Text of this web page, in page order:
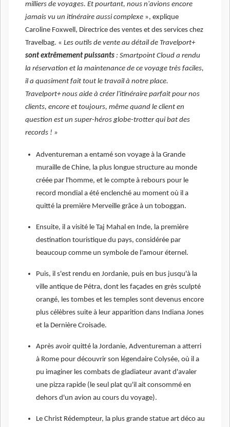
milliers de voyages. Et pourtant, nous n'avions encore
jamais vu un itinéraire aussi complexe », explique
Caroline Foxwell, Directrice des ventes et des services chez
Travelbag. « Les outils de vente au détail de Travelport+
sont extrêmement puissants : Smartpoint Cloud a rendu
la réservation et la maintenance de ce voyage très faciles,
il a quasiment fait tout le travail à notre place.
Travelport+ nous aide à créer l'itinéraire parfait pour nos
clients, encore et toujours, même quand le client en
question est un super-héros globe-trotter qui bat des
records ! »
Adventureman a entamé son voyage à la Grande
muraille de Chine, la plus longue structure au monde
créée par l'homme, et le compte à rebours pour le
record mondial a été enclenché au moment où il a
quitté la première Merveille grâce à un toboggan.
Ensuite, il a visité le Taj Mahal en Inde, la première
destination touristique du pays, considérée par
beaucoup comme un symbole de l'amour éternel.
Puis, il s'est rendu en Jordanie, puis en bus jusqu'à la
ville antique de Pétra, dont les façades en grès sculpté
orangé, les tombes et les temples sont devenus encore
plus célèbres suite à leur apparition dans Indiana Jones
et la Dernière Croisade.
Après avoir quitté la Jordanie, Adventureman a atterri
à Rome pour découvrir son légendaire Colysée, où il a
pu imaginer les combats de gladiateur avant d'avaler
une pizza rapide (le seul plat qu'il ait consommé en
dehors d'un avion au cours du voyage).
Le Christ Rédempteur, la plus grande statue art déco au